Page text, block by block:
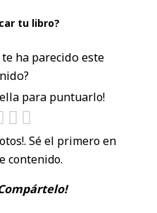
tu libro?
ha parecido este
para puntuarlo!
Sé el primero en
contenido.